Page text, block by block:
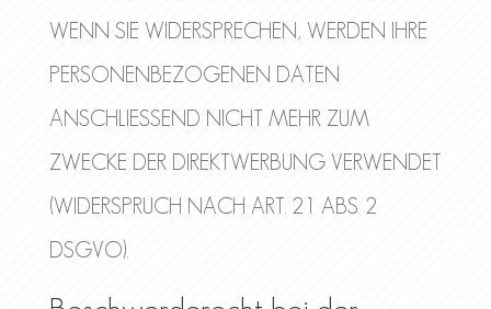
WENN SIE WIDERSPRECHEN, WERDEN IHRE
PERSONENBEZOGENEN DATEN
ANSCHLIESSEND NICHT MEHR ZUM
ZWECKE DER DIREKTWERBUNG VERWENDET
(WIDERSPRUCH NACH ART. 21 ABS. 2
DSGVO).